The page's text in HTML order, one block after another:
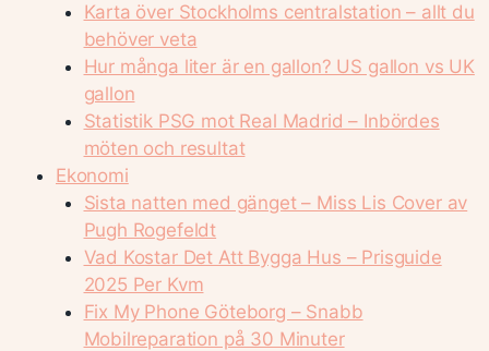
Karta över Stockholms centralstation – allt du
behöver veta
Hur många liter är en gallon? US gallon vs UK
gallon
Statistik PSG mot Real Madrid – Inbördes
möten och resultat
Ekonomi
Sista natten med gänget – Miss Lis Cover av
Pugh Rogefeldt
Vad Kostar Det Att Bygga Hus – Prisguide
2025 Per Kvm
Fix My Phone Göteborg – Snabb
Mobilreparation på 30 Minuter